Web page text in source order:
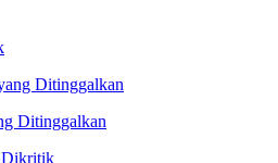
Ditinggalkan